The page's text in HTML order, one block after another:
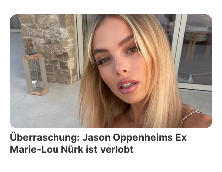
Überraschung: Jason Oppenheims Ex
Marie-Lou Nürk ist verlobt